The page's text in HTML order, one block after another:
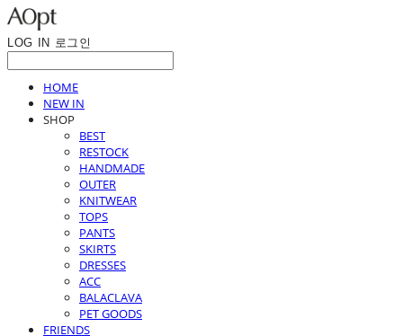
LOG IN 로그인
HOME
NEW IN
SHOP
BEST
RESTOCK
HANDMADE
OUTER
KNITWEAR
TOPS
PANTS
SKIRTS
DRESSES
ACC
BALACLAVA
PET GOODS
FRIENDS